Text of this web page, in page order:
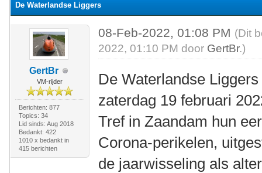
De Waterlandse Liggers
GertBr
VM-rijder
Berichten: 877
Topics: 34
Lid sinds: Aug 2018
Bedankt: 422
1010 x bedankt in
415 berichten
08-Feb-2022, 01:08 PM (Dit
2022, 01:10 PM door GertBr.)
De Waterlandse
zaterdag 19 februari
Tref in Zaandam hun
Corona-perikelen,
de jaarwisseling als